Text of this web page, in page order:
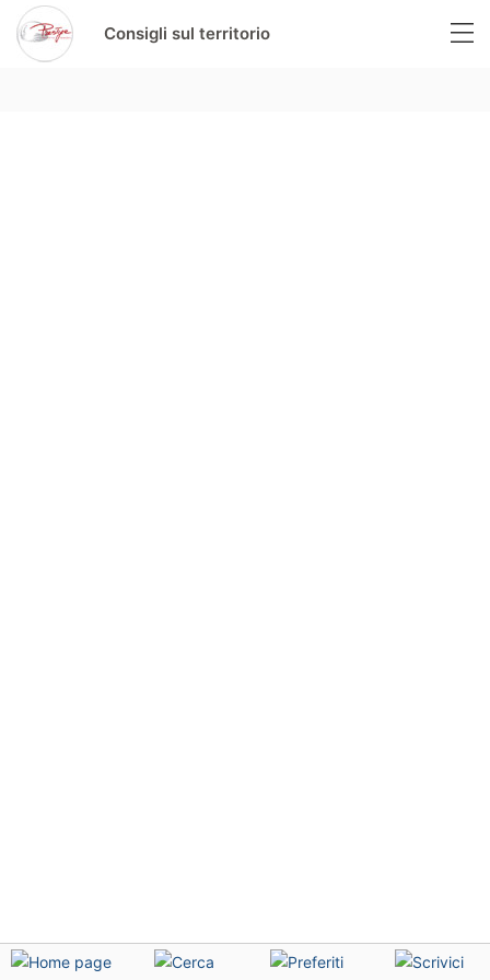
Consigli sul territorio